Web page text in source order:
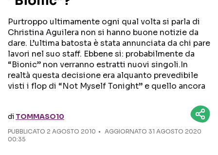
GOSSIP E CURIOSITÀ
Seguici sui social
Purtroppo ultimamente ogni qual volta si parla di
Christina Aguilera non si hanno buone notizie da
dare. L’ultima batosta è stata annunciata da chi pare
lavori nel suo staff. Ebbene si: probabilmente da
“Bionic” non verranno estratti nuovi singoli.In
realtà questa decisione era alquanto prevedibile
visti i flop di “Not Myself Tonight” e quello ancora
di TOMMASO10
PUBBLICATO 2 AGOSTO 2010
AGGIORNATO 31 AGOSTO 2020
00:35